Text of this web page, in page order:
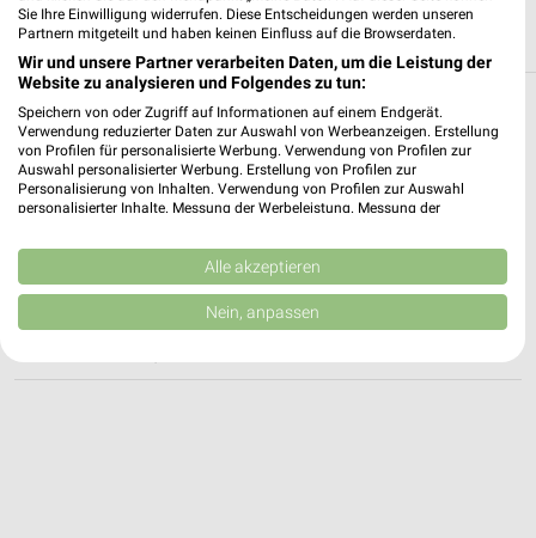
Weitere Höffner Geschäfte mit Angeboten in
und um Bonn
1 Ergebnisse Ort mit Angeboten
Höffner Angebote in Neuss
Neuss, Deutschland
Sie Ihre Einwilligung widerrufen. Diese Entscheidungen werden unseren
Partnern mitgeteilt und haben keinen Einfluss auf die Browserdaten.
Wir und unsere Partner verarbeiten Daten, um die Leistung der
Website zu analysieren und Folgendes zu tun:
Speichern von oder Zugriff auf Informationen auf einem Endgerät.
Verwendung reduzierter Daten zur Auswahl von Werbeanzeigen. Erstellung
von Profilen für personalisierte Werbung. Verwendung von Profilen zur
Auswahl personalisierter Werbung. Erstellung von Profilen zur
Personalisierung von Inhalten. Verwendung von Profilen zur Auswahl
personalisierter Inhalte. Messung der Werbeleistung. Messung der
Kombinationen von Daten aus verschiedenen Quellen. Entwicklung und
Verbesserung der Angebote. Verwendung reduzierter Daten zur Auswahl
von Inhalten.
Daten können außerhalb der Europäischen Union weitergegeben und in die
Website/App.
Alle akzeptieren
Nein, anpassen